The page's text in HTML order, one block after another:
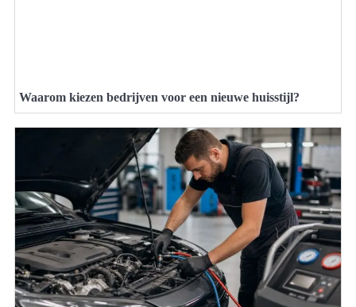
Waarom kiezen bedrijven voor een nieuwe huisstijl?